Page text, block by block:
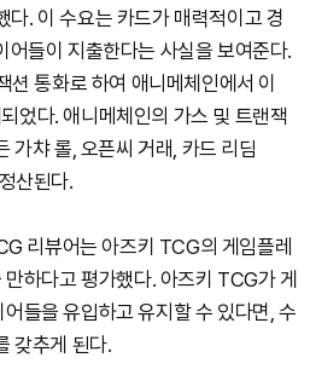
다. 이 수요는 카드가 매력적이고 경
어들이 지출한다는 사실을 보여준다.
통화로 하여 애니메체인에서 이
었다. 애니메체인의 가스 및 트랜잭
가챠 롤, 오픈씨 거래, 카드 리딤
산된다.
리뷰어는 아즈키 TCG의 게임플레
만하다고 평가했다. 아즈키 TCG가 게
들을 유입하고 유지할 수 있다면, 수
갖추게 된다.